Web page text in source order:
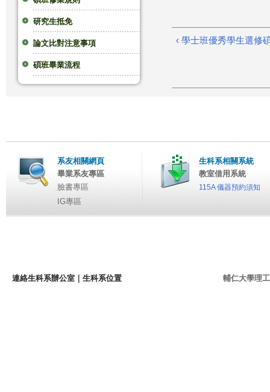
研究生抵免
論文比對注意事項
碩班畢業流程
‹ 學士班優秀學生選修
系友相關網頁
畢業系友專區
臉書專區
IG專區
生科系相關系統
教室借用系統
115A 儀器預約須知
連絡生科系辦公室 生科系位置 輔仁大學理